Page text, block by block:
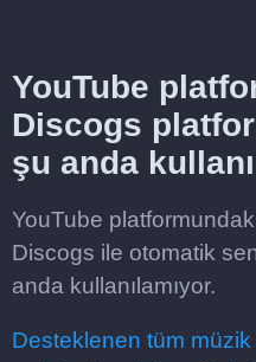
YouTube
Discogs
şu anda
YouTube
Discogs ile otomatik
anda kullanılamıyor.
Desteklenen tüm müzik